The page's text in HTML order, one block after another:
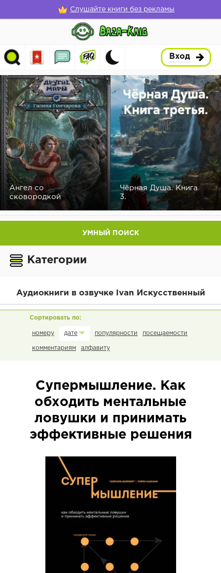
Слушайте книги без рекламы
Вход
Ангел со
сковородкой
Чёрная Душа. Книга
3.
УМНЫЙ ПОИСК
Категории
Аудиокниги в озвучке Ivan Искусственный
номеру дате популярности посещаемости
комментариям алфавиту
Супермышление. Как
обходить ментальные
ловушки и принимать
эффективные решения